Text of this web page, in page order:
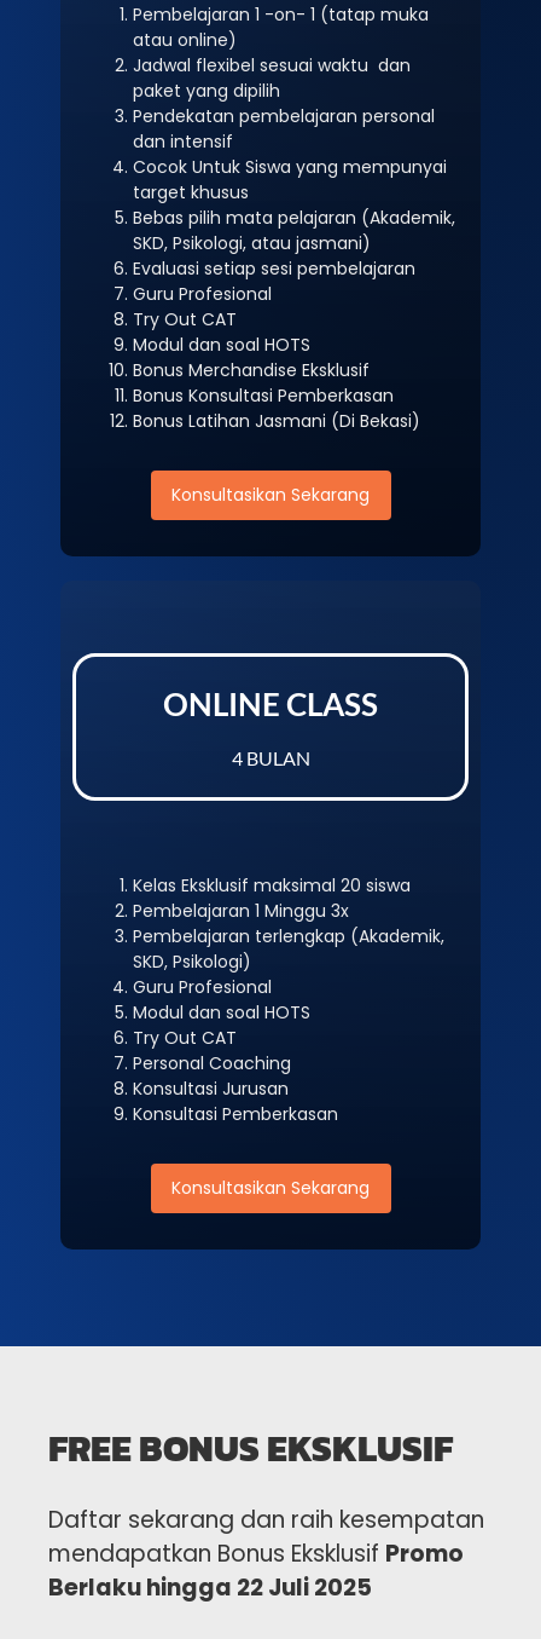
Pembelajaran 1 -on- 1 (tatap muka
atau online)
Jadwal flexibel sesuai waktu dan
paket yang dipilih
Pendekatan pembelajaran personal
dan intensif
Cocok Untuk Siswa yang mempunyai
target khusus
Bebas pilih mata pelajaran (Akademik,
SKD, Psikologi, atau jasmani)
Evaluasi setiap sesi pembelajaran
Guru Profesional
Try Out CAT
Modul dan soal HOTS
Bonus Merchandise Eksklusif
Bonus Konsultasi Pemberkasan
Bonus Latihan Jasmani (Di Bekasi)
Konsultasikan Sekarang
ONLINE CLASS
4 BULAN
Kelas Eksklusif maksimal 20 siswa
Pembelajaran 1 Minggu 3x
Pembelajaran terlengkap (Akademik,
SKD, Psikologi)
Guru Profesional
Modul dan soal HOTS
Try Out CAT
Personal Coaching
Konsultasi Jurusan
Konsultasi Pemberkasan
Konsultasikan Sekarang
FREE BONUS EKSKLUSIF
Daftar sekarang dan raih kesempatan
mendapatkan Bonus Eksklusif Promo
Berlaku hingga 22 Juli 2025